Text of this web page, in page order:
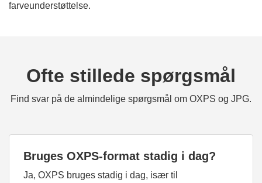
farveunderstøttelse.
Ofte stillede spørgsmål
Find svar på de almindelige spørgsmål om OXPS og JPG.
Bruges OXPS-format stadig i dag?
Ja, OXPS bruges stadig i dag, især til